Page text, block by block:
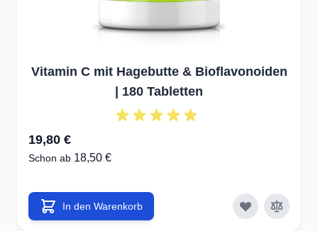
Vitamin C mit Hagebutte & Bioflavonoiden
| 180 Tabletten
19,80 €
Schon ab 18,50 €
In den Warenkorb